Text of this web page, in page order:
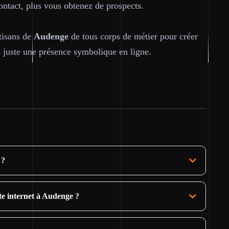
plus vous obtenez de prospects.
deAudenge de tous corps de métier pour créer
une présence symbolique en ligne.
internet à Audenge ?